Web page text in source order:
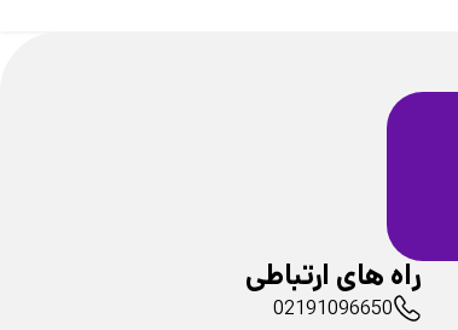
راه های ارتباطی
02191096650